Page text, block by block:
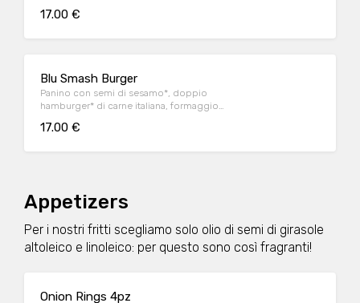
insalata iceberg, salsa maionese senapata
17.00 €
Blu Smash Burger
Panino con semi di sesamo*, doppio
hamburger* di carne italiana, formaggio
insalata iceberg, servito con patate* Fries e
17.00 €
Appetizers
Per i nostri fritti scegliamo solo olio di semi di girasole
altoleico e linoleico: per questo sono così fragranti!
Onion Rings 4pz